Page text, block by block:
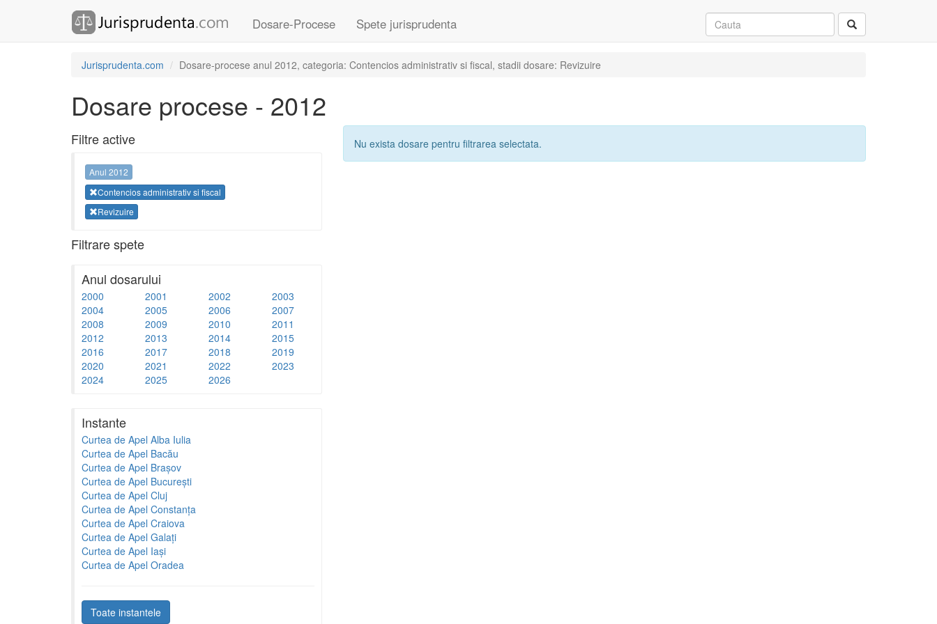
Dosare-Procese Spete jurisprudenta
Jurisprudenta.com Dosare-procese anul 2012, categoria: Contencios administrativ si fiscal, stadii dosare: Revizuire
Dosare procese - 2012
Filtre active
Anul 2012
Contencios administrativ si fiscal
Revizuire
Filtrare spete
Anul dosarului
2000 2001 2002
2003
2004
2005 2006
2007
2008
2009 2010
2011
2012
2013 2014
2015
2016
2017 2018
2019
2020
2021 2022
2023
2024
2025 2026
Instante
Curtea de Apel Alba Iulia
Curtea de Apel Bacău
Curtea de Apel Brașov
Curtea de Apel București
Curtea de Apel Cluj
Curtea de Apel Constanța
Curtea de Apel Craiova
Curtea de Apel Galați
Curtea de Apel Iași
Curtea de Apel Oradea
Toate instantele
Nu exista dosare pentru filtrarea selectata.